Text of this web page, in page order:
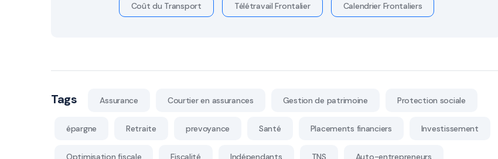
Coût du Transport Télétravail Frontalier Calendrier Frontaliers
Tags Assurance Courtier en assurances Gestion de patrimoine Protection sociale
épargne Retraite prevoyance Santé Placements financiers Investissement
Optimisation fiscale Fiscalité Indépendants TNS Auto-entrepreneurs